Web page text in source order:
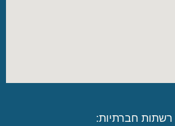
רשתות חברתיות: